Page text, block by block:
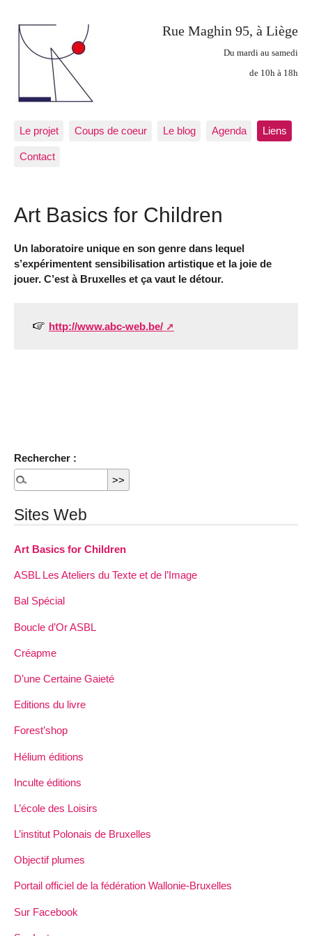
Rue Maghin 95, à Liège
Du mardi au samedi
de 10h à 18h
Le projet Coups de coeur Le blog Agenda Liens
Contact
Art Basics for Children
Un laboratoire unique en son genre dans lequel
s’expérimentent sensibilisation artistique et la joie de
jouer. C’est à Bruxelles et ça vaut le détour.
http://www.abc-web.be/
Rechercher :
Sites Web
Art Basics for Children
ASBL Les Ateliers du Texte et de l’Image
Bal Spécial
Boucle d’Or ASBL
Créapme
D’une Certaine Gaieté
Editions du livre
Forest’shop
Hélium éditions
Inculte éditions
L’école des Loisirs
L’institut Polonais de Bruxelles
Objectif plumes
Portail officiel de la fédération Wallonie-Bruxelles
Sur Facebook